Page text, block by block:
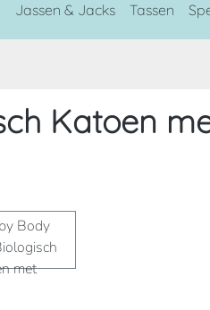
Jassen & Jacks Tassen
Katoen